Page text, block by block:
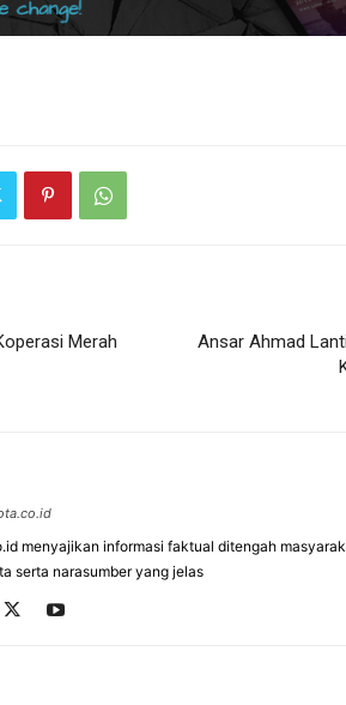
Merah
Ansar Ahmad
menyajikan informasi faktual ditengah
serta narasumber yang jelas